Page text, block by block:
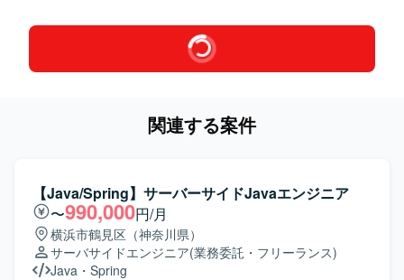
関連する案件
【Java/Spring】サーバーサイドJavaエンジニア
〜990,000円/月
横浜市鶴見区（神奈川県）
サーバサイドエンジニア(業務委託・フリーランス)
Java ・ Spring